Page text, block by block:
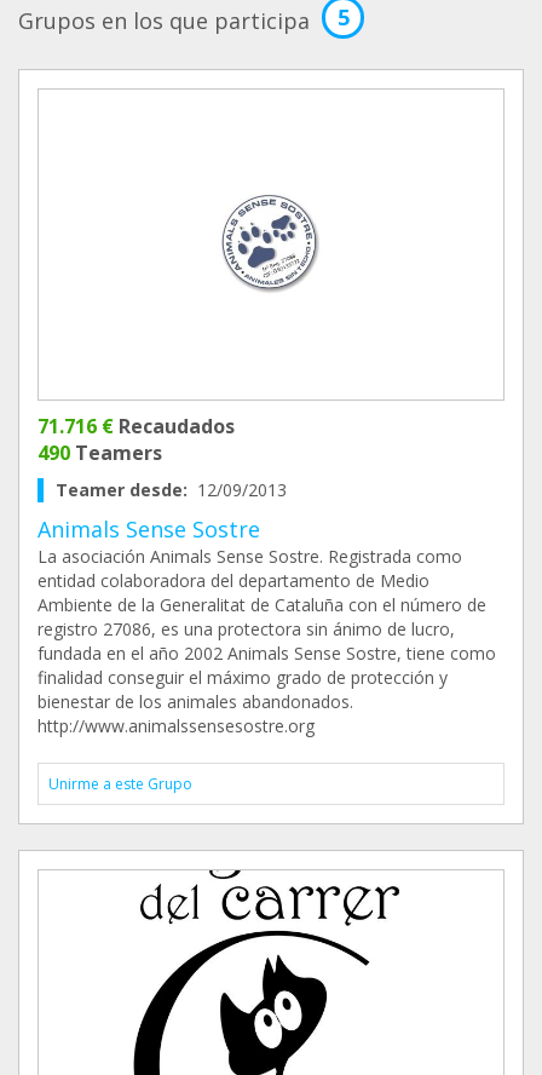
Grupos en los que participa 5
71.716 € Recaudados
490 Teamers
Teamer desde: 12/09/2013
Animals Sense Sostre
La asociación Animals Sense Sostre. Registrada como
entidad colaboradora del departamento de Medio
Ambiente de la Generalitat de Cataluña con el número de
registro 27086, es una protectora sin ánimo de lucro,
fundada en el año 2002 Animals Sense Sostre, tiene como
finalidad conseguir el máximo grado de protección y
bienestar de los animales abandonados.
http://www.animalssensesostre.org
Unirme a este Grupo